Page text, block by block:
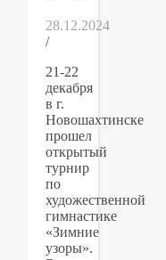
28.12.2024
/
21-22
декабря
в г.
Новошахтинске
прошел
открытый
турнир
по
художественной
гимнастике
«Зимние
узоры».